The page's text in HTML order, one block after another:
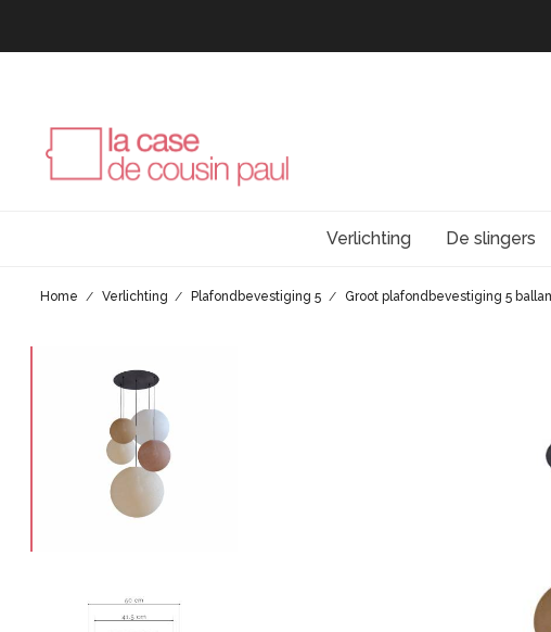
Verlichting De slingers
Home Verlichting Plafondbevestiging 5 Groot plafondbevestiging 5